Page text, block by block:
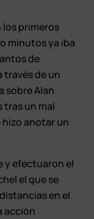
los primeros
minutos ya iba
de
través de un
sobre Alan
tras un mal
hizo anotar un
y efectuaron el
el que se
en el
acción